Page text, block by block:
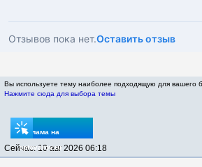
Отзывов пока нет.Оставить отзыв
Вы используете тему наиболее подходящую для вашего
Нажмите сюда для выбора темы
Реклама на
sptovarov.ru
Сейчас: 10 авг 2026 06:18